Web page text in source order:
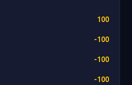
100
-100
-100
-100